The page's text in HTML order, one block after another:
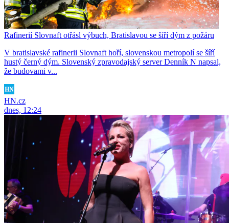
Rafinerií Slovnaft otřásl výbuch, Bratislavou se šíří dým z požáru
V bratislavské rafinerii Slovnaft hoří, slovenskou metropolí se šíří
hustý černý dým. Slovenský zpravodajský server Denník N napsal,
že budovami v...
HN.cz
dnes, 12:24